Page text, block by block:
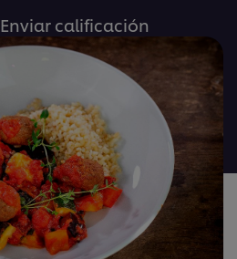
No
se
enviado
calificaciones
para
este
recipe
Enviar calificación